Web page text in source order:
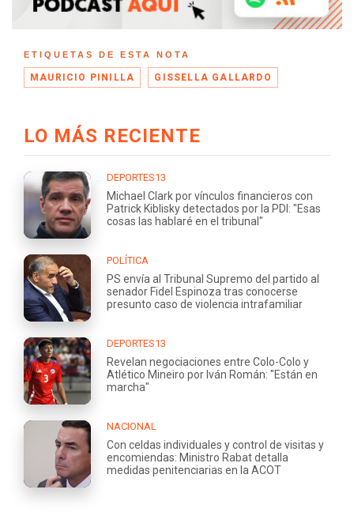
ETIQUETAS DE ESTA NOTA
MAURICIO PINILLA GISSELLA GALLARDO
LO MÁS RECIENTE
DEPORTES13
Michael Clark por vínculos financieros con
Patrick Kiblisky detectados por la PDI: "Esas
cosas las hablaré en el tribunal"
POLÍTICA
PS envía al Tribunal Supremo del partido al
senador Fidel Espinoza tras conocerse
presunto caso de violencia intrafamiliar
DEPORTES13
Revelan negociaciones entre Colo-Colo y
Atlético Mineiro por Iván Román: "Están en
marcha"
NACIONAL
Con celdas individuales y control de visitas y
encomiendas: Ministro Rabat detalla
medidas penitenciarias en la ACOT